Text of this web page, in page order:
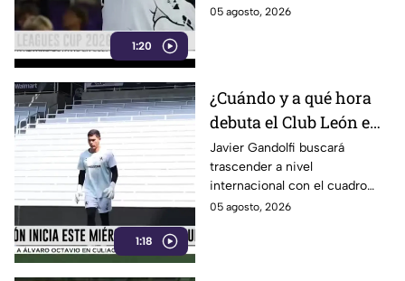
1:20
y el calendario de partidos
05 agosto, 2026
1:18
¿Cuándo y a qué hora
debuta el Club León en
Leagues Cup? Esto
sabemos
Javier Gandolfi buscará
trascender a nivel
internacional con el cuadro
verdiblanco
05 agosto, 2026